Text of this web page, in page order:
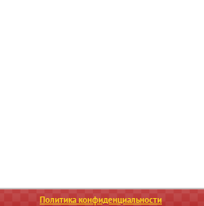
Политика конфиденциальности